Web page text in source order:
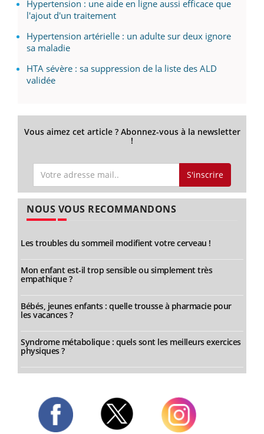
Hypertension : une aide en ligne aussi efficace que
l'ajout d'un traitement
Hypertension artérielle : un adulte sur deux ignore
sa maladie
HTA sévère : sa suppression de la liste des ALD
validée
Vous aimez cet article ? Abonnez-vous à la newsletter
!
S'inscrire
NOUS VOUS RECOMMANDONS
Les troubles du sommeil modifient votre cerveau !
Mon enfant est-il trop sensible ou simplement très
empathique ?
Bébés, jeunes enfants : quelle trousse à pharmacie pour
les vacances ?
Syndrome métabolique : quels sont les meilleurs exercices
physiques ?